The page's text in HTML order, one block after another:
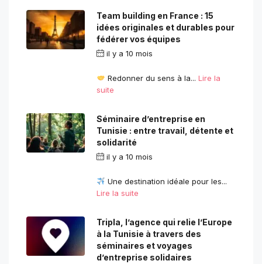
Team building en France : 15
idées originales et durables pour
fédérer vos équipes
il y a 10 mois
Redonner du sens à la... Lire la
suite
Séminaire d’entreprise en
Tunisie : entre travail, détente et
solidarité
il y a 10 mois
Une destination idéale pour les...
Lire la suite
Tripla, l’agence qui relie l’Europe
à la Tunisie à travers des
séminaires et voyages
d’entreprise solidaires